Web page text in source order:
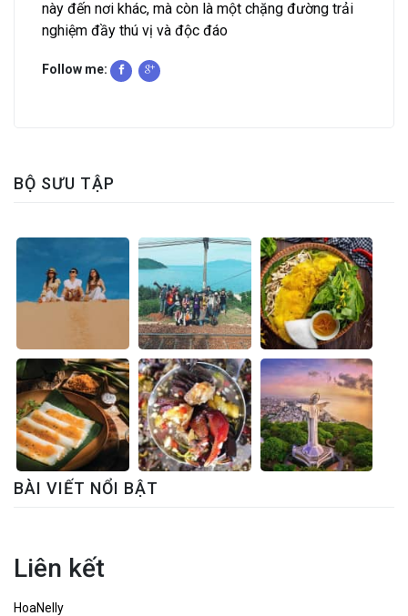
này đến nơi khác, mà còn là một chặng đường trải
nghiệm đầy thú vị và độc đáo
Follow me:
BỘ SƯU TẬP
BÀI VIẾT NỔI BẬT
Liên kết
HoaNelly